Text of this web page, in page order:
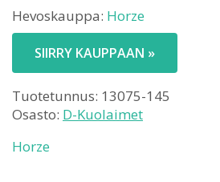
Hevoskauppa: Horze
SIIRRY KAUPPAAN »
Tuotetunnus: 13075-145
Osasto: D-Kuolaimet
Horze